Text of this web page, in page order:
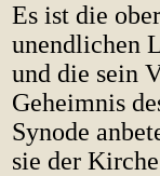
Es ist die
unendlichen
und die sein
Geheimnis
Synode
sie der